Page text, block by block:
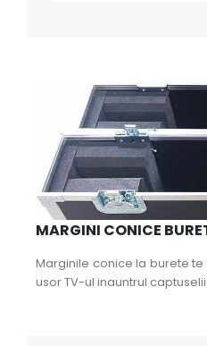
MARGINI CONICE
Marginile conice la burete
usor TV-ul inauntrul